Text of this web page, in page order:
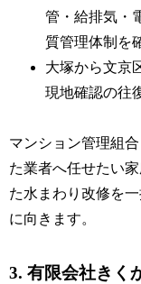
管・給排気・
質管理体制を
大塚から文京
現地確認の往
マンション管理組
た業者へ任せたい
た水まわり改修を
に向きます。
3. 有限会社きく